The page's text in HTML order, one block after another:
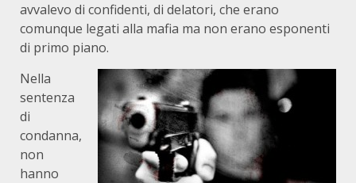
avvalevo di confidenti, di delatori, che erano
comunque legati alla mafia ma non erano esponenti
di primo piano.
Nella
sentenza
di
condanna,
non
hanno